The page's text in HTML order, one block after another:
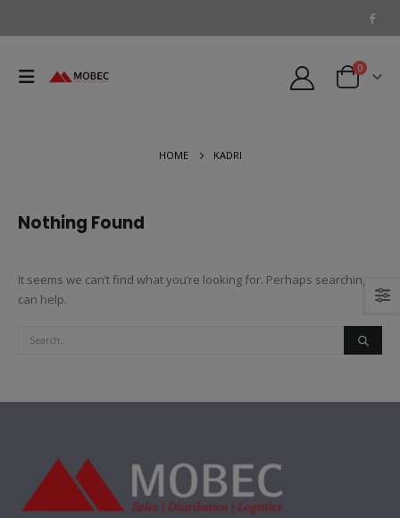
0
HOME KADRI
Nothing Found
It seems we can’t find what you’re looking for. Perhaps searching
can help.